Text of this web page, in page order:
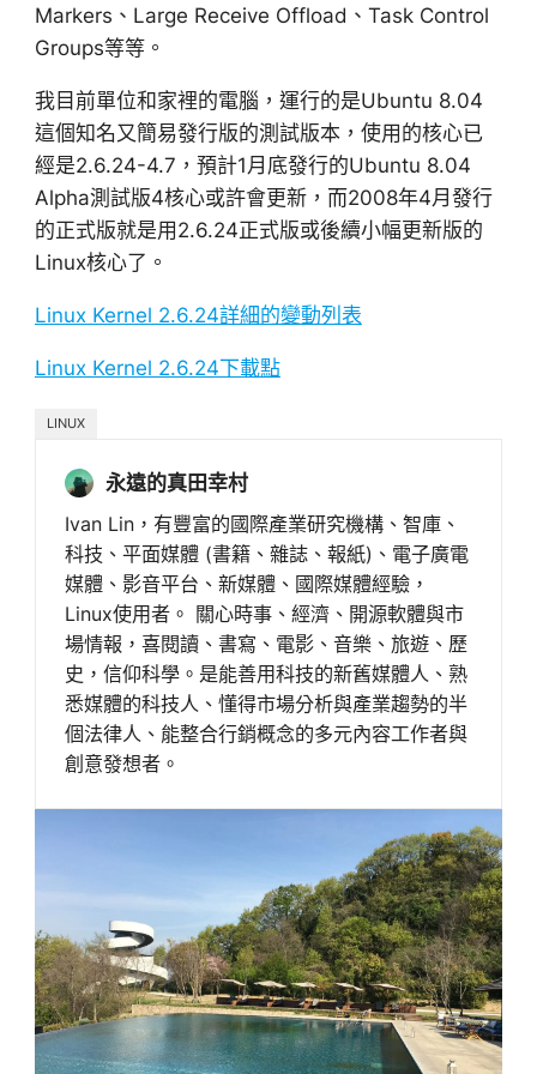
Markers、Large Receive Offload、Task Control
Groups等等。
我目前單位和家裡的電腦，運行的是Ubuntu 8.04
這個知名又簡易發行版的測試版本，使用的核心已
經是2.6.24-4.7，預計1月底發行的Ubuntu 8.04
Alpha測試版4核心或許會更新，而2008年4月發行
的正式版就是用2.6.24正式版或後續小幅更新版的
Linux核心了。
Linux Kernel 2.6.24詳細的變動列表
Linux Kernel 2.6.24下載點
LINUX
永遠的真田幸村
Ivan Lin，有豐富的國際產業研究機構、智庫、
科技、平面媒體 (書籍、雜誌、報紙)、電子廣電
媒體、影音平台、新媒體、國際媒體經驗，
Linux使用者。 關心時事、經濟、開源軟體與市
場情報，喜閱讀、書寫、電影、音樂、旅遊、歷
史，信仰科學。是能善用科技的新舊媒體人、熟
悉媒體的科技人、懂得市場分析與產業趨勢的半
個法律人、能整合行銷概念的多元內容工作者與
創意發想者。